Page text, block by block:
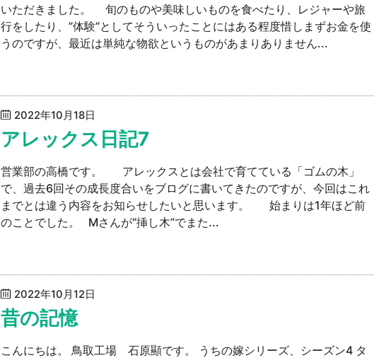
いただきました。 旬のものや美味しいものを食べたり、レジャーや旅
行をしたり、”体験”としてそういったことにはある程度惜しまずお金を使
うのですが、最近は単純な物欲というものがあまりありません...
2022年10月18日
アレックス日記7
営業部の高橋です。 アレックスとは会社で育てている「ゴムの木」
で、過去6回その成長度合いをブログに書いてきたのですが、今回はこれ
までとは違う内容をお知らせしたいと思います。 始まりは1年ほど前
のことでした。 Mさんが“挿し木”でまた...
2022年10月12日
昔の記憶
こんにちは。 鳥取工場 石原顯です。 うちの嫁シリーズ、シーズン4 タ